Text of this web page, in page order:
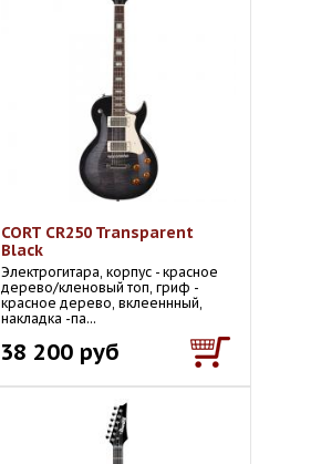
CORT CR250 Transparent
Black
Электрогитара, корпус - красное
дерево/кленовый топ, гриф -
красное дерево, вклееннный,
накладка -па...
38 200 руб